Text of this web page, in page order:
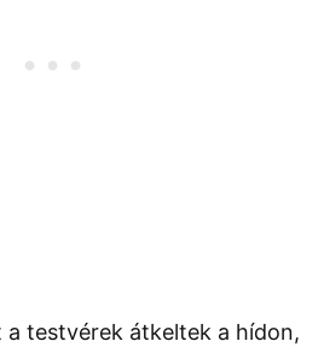
testvérek átkeltek a hídon,